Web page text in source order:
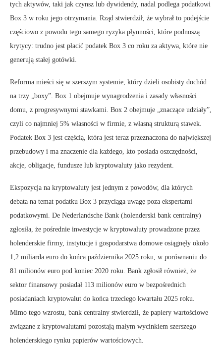
tych aktywów, taki jak czynsz lub dywidendy, nadal podlega podatkowi
Box 3 w roku jego otrzymania. Rząd stwierdził, że wybrał to podejście
częściowo z powodu tego samego ryzyka płynności, które podnoszą
krytycy: trudno jest płacić podatek Box 3 co roku za aktywa, które nie
generują stałej gotówki.
Reforma mieści się w szerszym systemie, który dzieli osobisty dochód
na trzy „boxy”. Box 1 obejmuje wynagrodzenia i zasady własności
domu, z progresywnymi stawkami. Box 2 obejmuje „znaczące udziały”,
czyli co najmniej 5% własności w firmie, z własną strukturą stawek.
Podatek Box 3 jest częścią, która jest teraz przeznaczona do największej
przebudowy i ma znaczenie dla każdego, kto posiada oszczędności,
akcje, obligacje, fundusze lub kryptowaluty jako rezydent.
Ekspozycja na kryptowaluty jest jednym z powodów, dla których
debata na temat podatku Box 3 przyciąga uwagę poza ekspertami
podatkowymi. De Nederlandsche Bank (holenderski bank centralny)
zgłosiła, że pośrednie inwestycje w kryptowaluty prowadzone przez
holenderskie firmy, instytucje i gospodarstwa domowe osiągnęły około
1,2 miliarda euro do końca października 2025 roku, w porównaniu do
81 milionów euro pod koniec 2020 roku. Bank zgłosił również, że
sektor finansowy posiadał 113 milionów euro w bezpośrednich
posiadaniach kryptowalut do końca trzeciego kwartału 2025 roku.
Mimo tego wzrostu, bank centralny stwierdził, że papiery wartościowe
związane z kryptowalutami pozostają małym wycinkiem szerszego
holenderskiego rynku papierów wartościowych.